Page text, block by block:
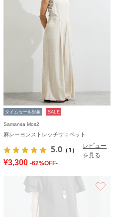
タイムセール対象 SALE
Samansa Mos2
麻レーヨンストレッチサロペット
5.0 （1）
レビュー
を見る
¥3,300 -62%OFF-
お気に入り